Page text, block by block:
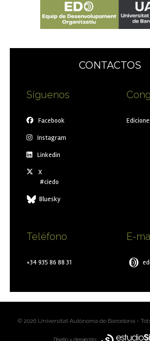
CONTACTOS
Síguenos
Facebook
Instagram
Linkedin
X
#ciedo
Bluesky
Teléfono
+34 935 86 88 31
E-
© 2026 Universitat Autònoma de Barcelona -
Diseño y desarrollo: